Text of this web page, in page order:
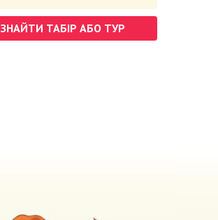
ЗНАЙТИ ТАБІР АБО ТУР